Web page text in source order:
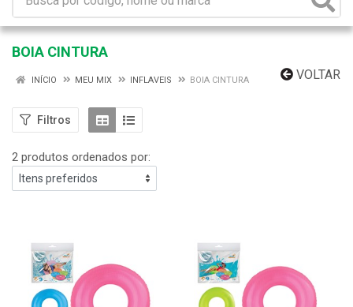
BOIA CINTURA
VOLTAR
INÍCIO MEU MIX INFLAVEIS BOIA CINTURA
Filtros
2 produtos ordenados por: